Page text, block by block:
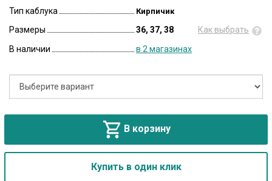
Тип каблука Кирпичик
Размеры 36, 37, 38
Как выбрать
В наличии
в 2 магазинах
В корзину
Купить в один клик